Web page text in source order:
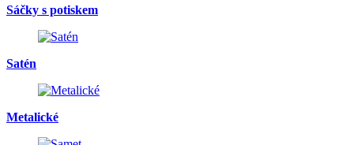
Sáčky s potiskem
Satén
Metalické